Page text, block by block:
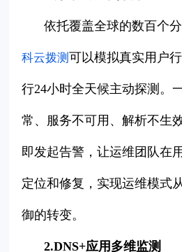
依托覆盖全球的数百个
科云拨测可以模拟真实用户
行24小时全天候主动探测。
常、服务不可用、解析不生
即发起告警，让运维团队在
定位和修复，实现运维模式
御的转变。
2.DNS+应用多维监测